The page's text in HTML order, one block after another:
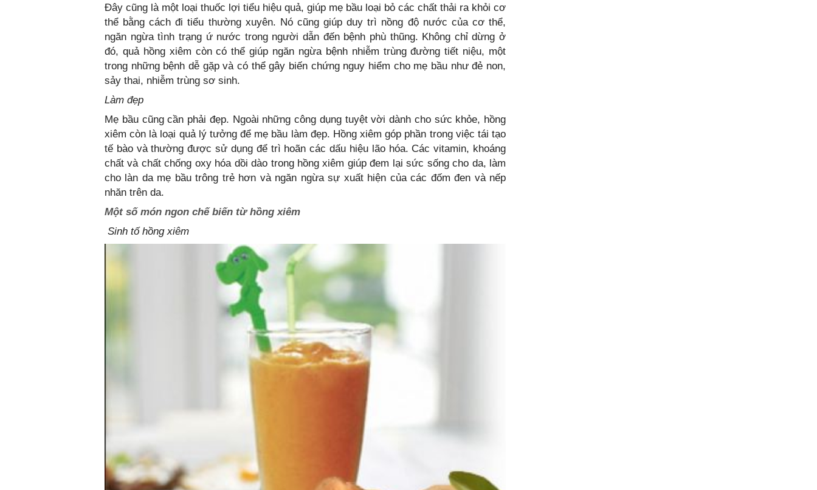
Đây cũng là một loại thuốc lợi tiểu hiệu quả, giúp mẹ bầu loại bỏ các chất thải ra khỏi cơ
thể bằng cách đi tiểu thường xuyên. Nó cũng giúp duy trì nồng độ nước của cơ thể,
ngăn ngừa tình trạng ứ nước trong người dẫn đến bệnh phù thũng. Không chỉ dừng ở
đó, quả hồng xiêm còn có thể giúp ngăn ngừa bệnh nhiễm trùng đường tiết niệu, một
trong những bệnh dễ gặp và có thể gây biến chứng nguy hiểm cho mẹ bầu như đẻ non,
sảy thai, nhiễm trùng sơ sinh.
Làm đẹp
Mẹ bầu cũng cần phải đẹp. Ngoài những công dụng tuyệt vời dành cho sức khỏe, hồng
xiêm còn là loại quả lý tưởng để mẹ bầu làm đẹp. Hồng xiêm góp phần trong việc tái tạo
tế bào và thường được sử dụng để trì hoãn các dấu hiệu lão hóa. Các vitamin, khoáng
chất và chất chống oxy hóa dồi dào trong hồng xiêm giúp đem lại sức sống cho da, làm
cho làn da mẹ bầu trông trẻ hơn và ngăn ngừa sự xuất hiện của các đốm đen và nếp
nhăn trên da.
Một số món ngon chế biến từ hồng xiêm
Sinh tố hồng xiêm